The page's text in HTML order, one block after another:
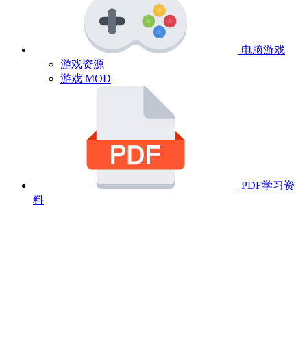
电脑游戏
游戏资源
游戏 MOD
PDF学习资
料